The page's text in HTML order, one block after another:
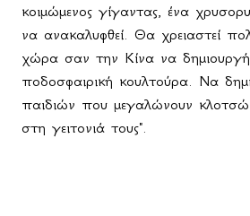
κοιμώμενος γίγαντας, ένα
να ανακαλυφθεί. Θα χρειαστεί
χώρα σαν την Κίνα να
ποδοσφαιρική κουλτούρα. Να
παιδιών που μεγαλώνουν
στη γειτονιά τους".